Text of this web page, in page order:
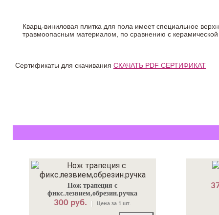
Кварц-виниловая плитка для пола имеет специальное
травмоопасным материалом, по сравнению с
Сертификаты для скачивания СКАЧАТЬ PDF СЕРТИФИКАТ
Нож трапеция с
фикс.лезвием,обрезин.ручка
300 руб. Цена за 1 шт.